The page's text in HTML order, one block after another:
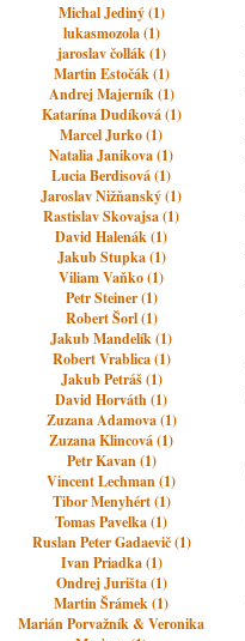
Michal Jediný (1)
lukasmozola (1)
jaroslav čollák (1)
Martin Estočák (1)
Andrej Majerník (1)
Katarína Dudíková (1)
Marcel Jurko (1)
Natalia Janikova (1)
Lucia Berdisová (1)
Jaroslav Nižňanský (1)
Rastislav Skovajsa (1)
David Halenák (1)
Jakub Stupka (1)
Viliam Vaňko (1)
Petr Steiner (1)
Robert Šorl (1)
Jakub Mandelík (1)
Robert Vrablica (1)
Jakub Petráš (1)
David Horváth (1)
Zuzana Adamova (1)
Zuzana Klincová (1)
Petr Kavan (1)
Vincent Lechman (1)
Tibor Menyhért (1)
Tomas Pavelka (1)
Ruslan Peter Gadaevič (1)
Ivan Priadka (1)
Ondrej Jurišta (1)
Martin Šrámek (1)
Marián Porvažník & Veronika